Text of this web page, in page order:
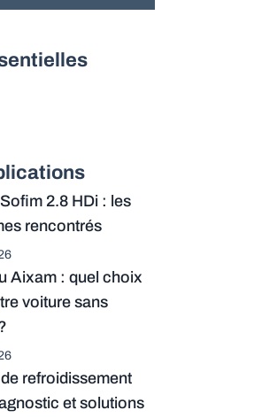
2.8 HDi : les
rencontrés
Aixam : quel choix
voiture sans
refroidissement
et solutions